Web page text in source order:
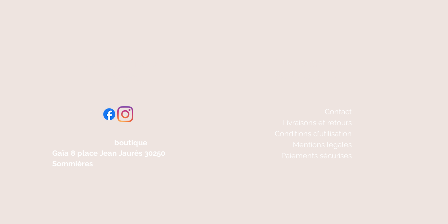
boutique
Gaïa 8 place Jean Jaurès 30250
Sommières
Contact
Livraisons et retours
Conditions d'utilisation
Mentions légales
Paiements sécurisés